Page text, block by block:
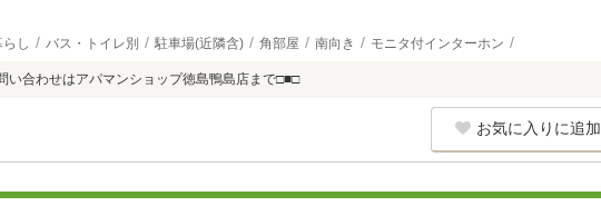
し バス・トイレ別 駐車場(近隣含) 角部屋 南向き モニタ付インターホン
い合わせはアパマンショップ徳島鴨島店まで□■□
お気に入りに追加